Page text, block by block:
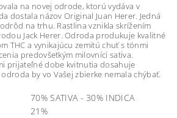
na novej odrode, ktorú vydáva v
dostala názov Original Juan Herer. Jedná
na trhu. Rastlina vznikla skrížením
Jack Herer. Odroda produkuje kvalitné
THC a vynikajúcu zemitú chuť s tónmi
predovšetkým milovníci sativa.
prijateľné dobe kvitnutia dosahuje
by vo Vašej zbierke nemala chýbať.
70% SATIVA - 30% INDICA
21%